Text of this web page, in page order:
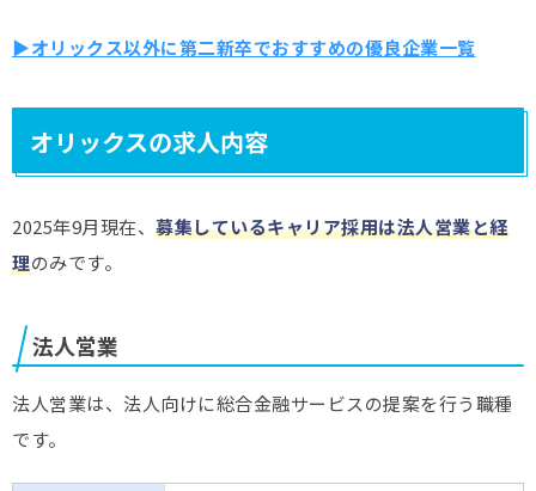
▶オリックス以外に第二新卒でおすすめの優良企業一覧
オリックスの求人内容
2025年9月現在、 募集しているキャリア採用は法人営業と経
理のみです。
法人営業
法人営業は、法人向けに総合金融サービスの提案を行う職種
です。